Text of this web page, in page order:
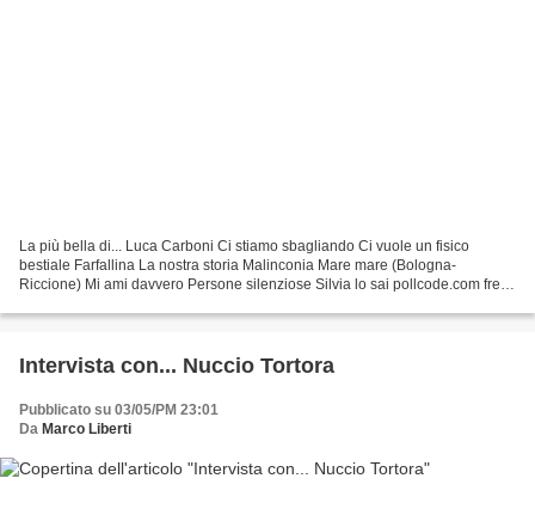
La più bella di... Luca Carboni Ci stiamo sbagliando Ci vuole un fisico
bestiale Farfallina La nostra storia Malinconia Mare mare (Bologna-
Riccione) Mi ami davvero Persone silenziose Silvia lo sai pollcode.com free
Intervista con... Nuccio Tortora
Pubblicato su 03/05/PM 23:01
Da Marco Liberti